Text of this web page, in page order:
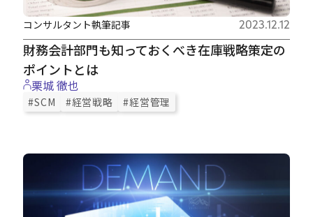
財務会計部門も知っておくべき在庫戦略策定の
ポイントとは
コンサルタント執筆記事 2023.12.12
栗城 徹也
#SCM #経営戦略 #経営管理